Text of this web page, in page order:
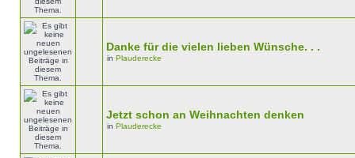
Danke für die vielen lieben Wünsche. . .
in Plauderecke
Jetzt schon an Weihnachten denken
in Plauderecke